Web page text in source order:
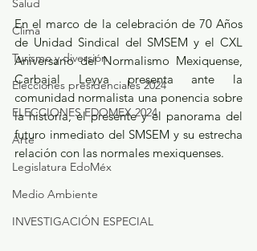
Salud
Clima
Turismo y diversión
Elecciones presidenciales 2024
ELECCIONES EDOMEX 2024
Arte
Legislatura EdoMéx
Medio Ambiente
INVESTIGACIÓN ESPECIAL
En el marco de la celebración de 70 Años
de Unidad Sindical del SMSEM y el CXL
Aniversario del Normalismo Mexiquense,
Carbajal Leyva presenta ante la
comunidad normalista una ponencia sobre
la historia, el presente y el panorama del
futuro inmediato del SMSEM y su estrecha
relación con las normales mexiquenses.